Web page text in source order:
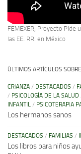
FEMEXER, Proyecto Pide
las EE. RR. en México
ÚLTIMOS ARTÍCULOS
CRIANZA / DESTACADOS /
/ PSICOLOGÍA DE LA SALUD
INFANTIL / PSICOTERAPIA
Los hermanos sanos
DESTACADOS / FAMILIAS /
Los libros para niños